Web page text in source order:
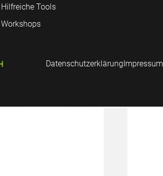
Hilfreiche Tools
Workshops
Datenschutzerklärung Impressum